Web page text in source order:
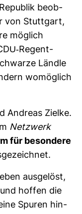
beob­
von Stutt­gart,
mög­lich
​Regent­
Ländle
womög­lich
Andreas Zielke.
Netz­werk
für beson­dere
aus­ge­löst,
hoffen die
Spuren hin­